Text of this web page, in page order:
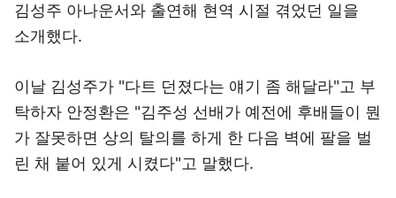
김성주 아나운서와 출연해 현역 시절 겪었던 일을
소개했다.
이날 김성주가 "다트 던졌다는 얘기 좀 해달라"고 부
탁하자 안정환은 "김주성 선배가 예전에 후배들이 뭔
가 잘못하면 상의 탈의를 하게 한 다음 벽에 팔을 벌
린 채 붙어 있게 시켰다"고 말했다.